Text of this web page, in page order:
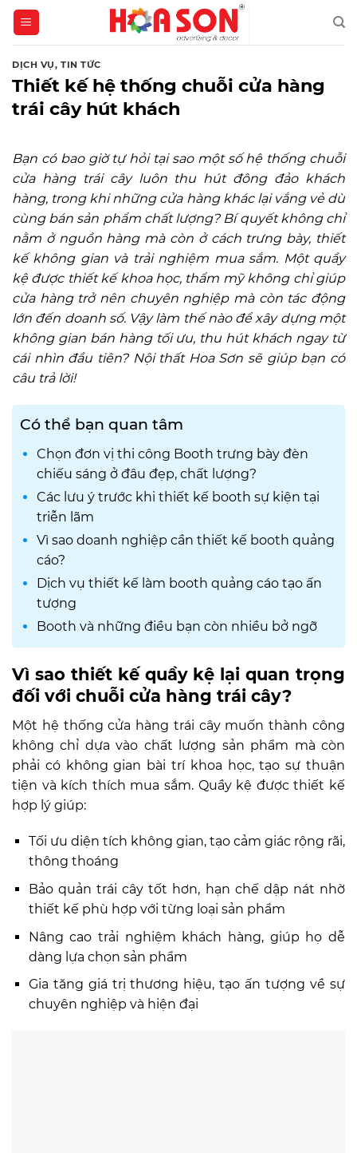
Skip
content
DỊCH VỤ,TIN TỨC
Thiết kế hệ thống chuỗi cửa hàng
trái cây hút khách
Bạn có bao giờ tự hỏi tại sao một số hệ thống chuỗi
cửa hàng trái cây luôn thu hút đông đảo khách
hàng, trong khi những cửa hàng khác lại vắng vẻ dù
cùng bán sản phẩm chất lượng? Bí quyết không chỉ
nằm ở nguồn hàng mà còn ở cách trưng bày, thiết
kế không gian và trải nghiệm mua sắm. Một quầy
kệ được thiết kế khoa học, thẩm mỹ không chỉ giúp
cửa hàng trở nên chuyên nghiệp mà còn tác động
lớn đến doanh số. Vậy làm thế nào để xây dựng một
không gian bán hàng tối ưu, thu hút khách ngay từ
cái nhìn đầu tiên? Nội thất Hoa Sơn sẽ giúp bạn có
câu trả lời!
Có thể bạn quan tâm
Chọn đơn vị thi công Booth trưng bày đèn
chiếu sáng ở đâu đẹp, chất lượng?
Các lưu ý trước khi thiết kế booth sự kiện tại
triễn lãm
Vì sao doanh nghiệp cần thiết kế booth quảng
cáo?
Dịch vụ thiết kế làm booth quảng cáo tạo ấn
tượng
Booth và những điều bạn còn nhiều bở ngỡ
Vì sao thiết kế quầy kệ lại quan trọng
đối với chuỗi cửa hàng trái cây?
Một hệ thống cửa hàng trái cây muốn thành công
không chỉ dựa vào chất lượng sản phẩm mà còn
phải có không gian bài trí khoa học, tạo sự thuận
tiện và kích thích mua sắm. Quầy kệ được thiết kế
hợp lý giúp:
Tối ưu diện tích không gian, tạo cảm giác rộng rãi,
thông thoáng
Bảo quản trái cây tốt hơn, hạn chế dập nát nhờ
thiết kế phù hợp với từng loại sản phẩm
Nâng cao trải nghiệm khách hàng, giúp họ dễ
dàng lựa chọn sản phẩm
Gia tăng giá trị thương hiệu, tạo ấn tượng về sự
chuyên nghiệp và hiện đại